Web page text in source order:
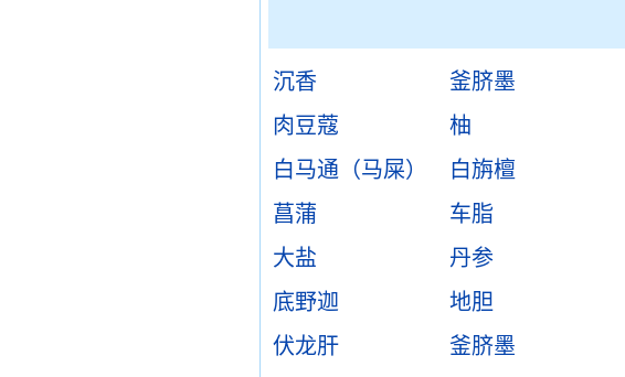
沉香 釜脐墨
肉豆蔻
柚
白马通（马屎）
白旃檀
菖蒲
车脂
大盐
丹参
底野迦
地胆
伏龙肝
釜脐墨